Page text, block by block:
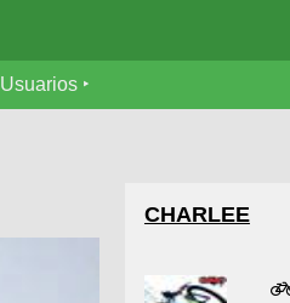
Usuarios
CHARLEE